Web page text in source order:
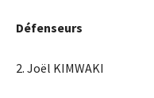
Défenseurs
2. Joël KIMWAKI